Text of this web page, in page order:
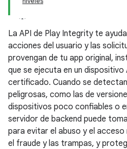
La API de Play Integrity te
acciones del usuario y las
provengan de tu app original,
que se ejecuta en un dispositivo
certificado. Cuando se
peligrosas, como las de
dispositivos poco confiables o
servidor de backend puede
para evitar el abuso y el
el fraude y las trampas, y